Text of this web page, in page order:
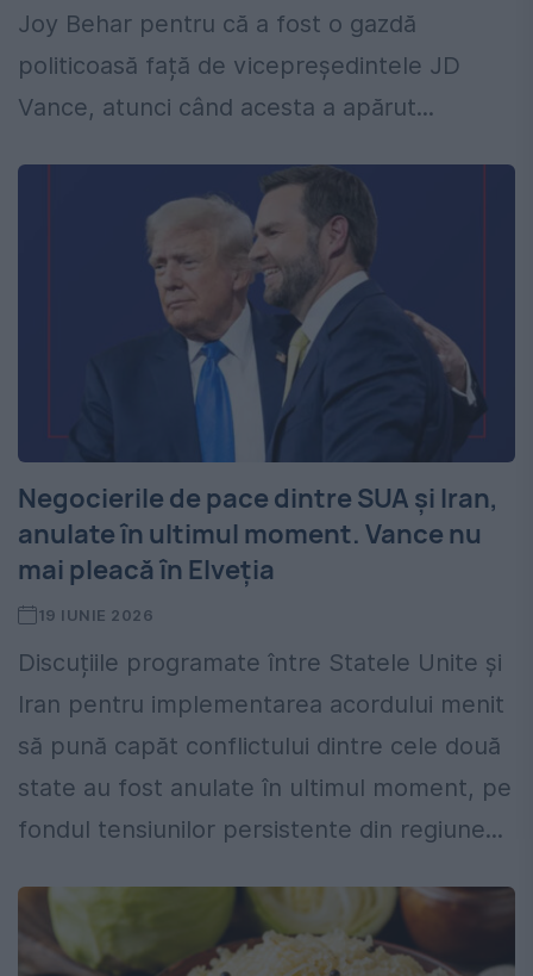
Joy Behar pentru că a fost o gazdă
politicoasă față de vicepreședintele JD
Vance, atunci când acesta a apărut...
Negocierile de pace dintre SUA și Iran,
anulate în ultimul moment. Vance nu
mai pleacă în Elveția
19 IUNIE 2026
Discuțiile programate între Statele Unite și
Iran pentru implementarea acordului menit
să pună capăt conflictului dintre cele două
state au fost anulate în ultimul moment, pe
fondul tensiunilor persistente din regiune...